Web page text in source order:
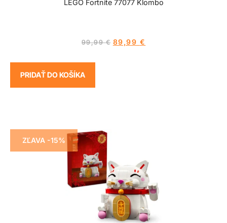
LEGO Fortnite 77077 Klombo
99,99€ 89,99 €
PRIDAŤ DO KOŠÍKA
ZĽAVA -15%